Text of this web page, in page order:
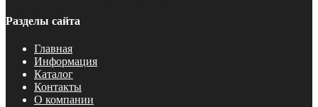
Разделы сайта
Главная
Информация
Каталог
Контакты
О компании